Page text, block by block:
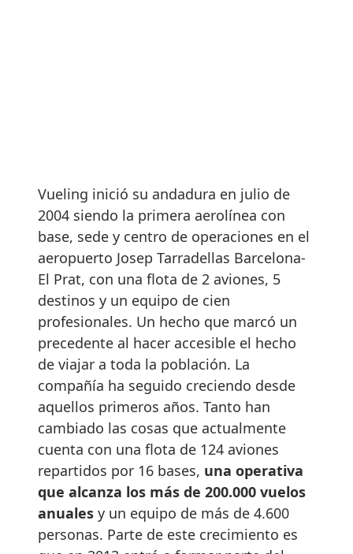
Vueling inició su andadura en julio de
2004 siendo la primera aerolínea con
base, sede y centro de operaciones en el
aeropuerto Josep Tarradellas Barcelona-
El Prat, con una flota de 2 aviones, 5
destinos y un equipo de cien
profesionales. Un hecho que marcó un
precedente al hacer accesible el hecho
de viajar a toda la población. La
compañía ha seguido creciendo desde
aquellos primeros años. Tanto han
cambiado las cosas que actualmente
cuenta con una flota de 124 aviones
repartidos por 16 bases, una operativa
que alcanza los más de 200.000 vuelos
anuales y un equipo de más de 4.600
personas. Parte de este crecimiento es